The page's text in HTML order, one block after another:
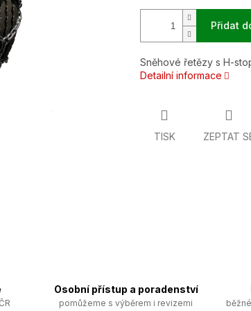
Přidat
Sněhové řetězy s H-
Detailní informace
TISK ZEPTAT
Osobní přístup a poradenství
pomůžeme s výběrem i revizemi